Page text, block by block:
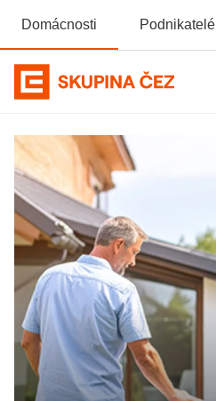
Domácnosti Podnikatelé